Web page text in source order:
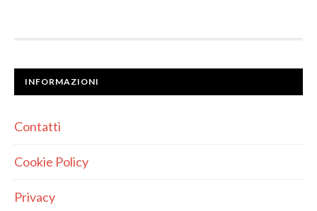
INFORMAZIONI
Contatti
Cookie Policy
Privacy